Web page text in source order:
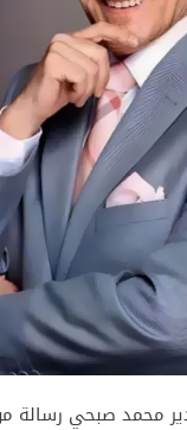
محمد صبحي رسالة